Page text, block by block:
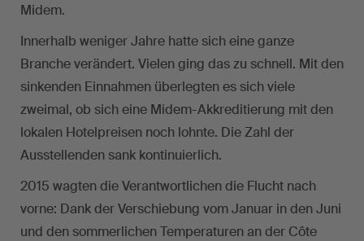
Midem.
Innerhalb weniger Jahre hatte sich eine ganze
Branche verändert. Vielen ging das zu schnell. Mit den
sinkenden Einnahmen überlegten es sich viele
zweimal, ob sich eine Midem-Akkreditierung mit den
lokalen Hotelpreisen noch lohnte. Die Zahl der
Ausstellenden sank kontinuierlich.
2015 wagten die Verantwortlichen die Flucht nach
vorne: Dank der Verschiebung vom Januar in den Juni
und den sommerlichen Temperaturen an der Côte